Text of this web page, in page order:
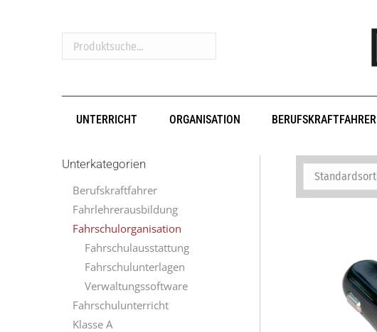
Produktsuche...
UNTERRICHT ORGANISATION BERUFSKRAFTFAHRER
Unterkategorien
Berufskraftfahrer
Fahrlehrerausbildung
Fahrschulorganisation
Fahrschulausstattung
Fahrschulunterlagen
Verwaltungssoftware
Fahrschulunterricht
Klasse A